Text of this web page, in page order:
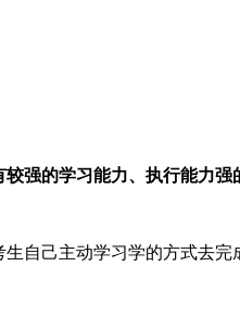
较强的学习能力、执行能力强
生自己主动学习学的方式去